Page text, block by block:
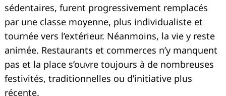
sédentaires, furent progressivement remplacés
par une classe moyenne, plus individualiste et
tournée vers l’extérieur. Néanmoins, la vie y reste
animée. Restaurants et commerces n’y manquent
pas et la place s’ouvre toujours à de nombreuses
festivités, traditionnelles ou d’initiative plus
récente.